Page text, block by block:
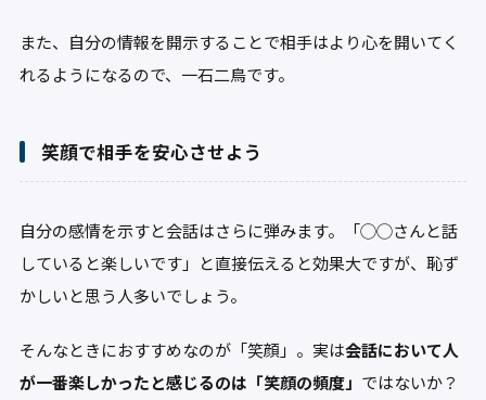
また、自分の情報を開示することで相手はより心を開いてく
れるようになるので、一石二鳥です。
笑顔で相手を安心させよう
自分の感情を示すと会話はさらに弾みます。「◯◯さんと話
していると楽しいです」と直接伝えると効果大ですが、恥ず
かしいと思う人多いでしょう。
そんなときにおすすめなのが「笑顔」。実は会話において人
が一番楽しかったと感じるのは「笑顔の頻度」 ではないか？